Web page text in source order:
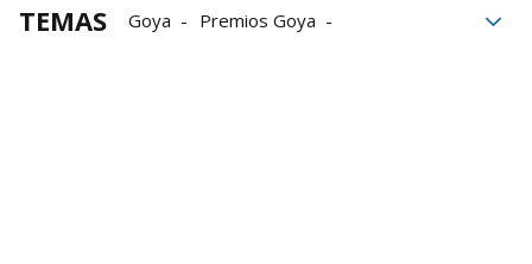
TEMAS Goya
Premios Goya